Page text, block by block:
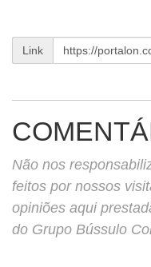
Link
Não nos
feitos por nossos
opiniões aqui
do Grupo Bússulo